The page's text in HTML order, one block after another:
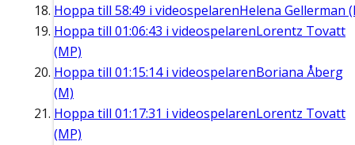
Hoppa till 58:49 i videospelarenHelena Gellerman
Hoppa till 01:06:43 i videospelarenLorentz Tovatt
(MP)
Hoppa till 01:15:14i videospelarenBoriana Åberg
(M)
Hoppa till 01:17:31 i videospelarenLorentz Tovatt
(MP)